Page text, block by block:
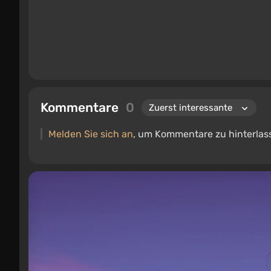
Kommentare 0
Melden Sie sich an, um Kommentare zu